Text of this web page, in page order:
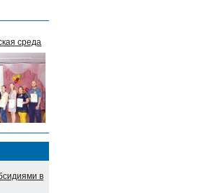
среда
в